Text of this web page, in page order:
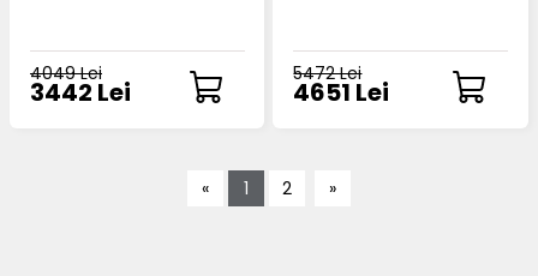
4049 Lei
3442 Lei
5472 Lei
4651 Lei
« 1 2 »